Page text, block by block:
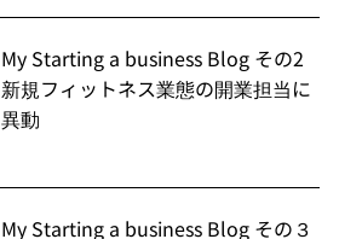
My Starting a business Blog その2
新規フィットネス業態の開業担当に
異動
My Starting a business Blog その３